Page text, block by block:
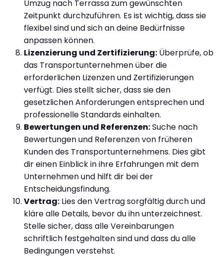
Umzug nach Terrassa zum gewünschten
Zeitpunkt durchzuführen. Es ist wichtig, dass sie
flexibel sind und sich an deine Bedürfnisse
anpassen können.
Lizenzierung und Zertifizierung: Überprüfe, ob
das Transportunternehmen über die
erforderlichen Lizenzen und Zertifizierungen
verfügt. Dies stellt sicher, dass sie den
gesetzlichen Anforderungen entsprechen und
professionelle Standards einhalten.
Bewertungen und Referenzen:Suche nach
Bewertungen und Referenzen von früheren
Kunden des Transportunternehmens. Dies gibt
dir einen Einblick in ihre Erfahrungen mit dem
Unternehmen und hilft dir bei der
Entscheidungsfindung.
Vertrag: Lies den Vertrag sorgfältig durch und
kläre alle Details, bevor du ihn unterzeichnest.
Stelle sicher, dass alle Vereinbarungen
schriftlich festgehalten sind und dass du alle
Bedingungen verstehst.